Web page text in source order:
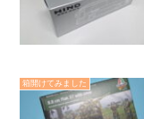
箱開けてみました